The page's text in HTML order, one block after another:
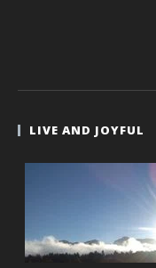
LIVE AND JOYFUL